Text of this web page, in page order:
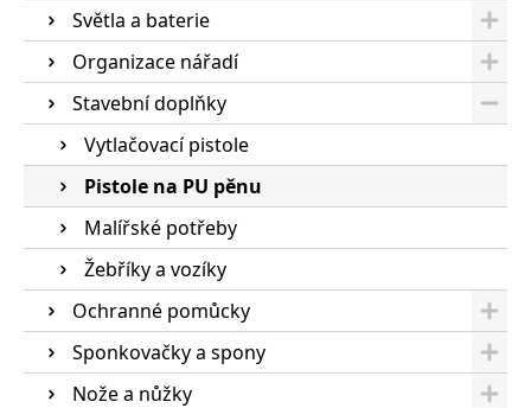
Světla a baterie
Organizace nářadí
Stavební doplňky
Vytlačovací pistole
Pistole na PU pěnu
Malířské potřeby
Žebříky a vozíky
Ochranné pomůcky
Sponkovačky a spony
Nože a nůžky